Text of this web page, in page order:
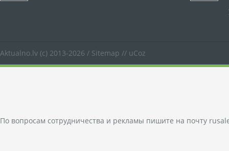
Aktualno.lv (c) 2013-2026 / Sitemap // uCoz
По вопросам сотрудничества и рекламы пишите на почту